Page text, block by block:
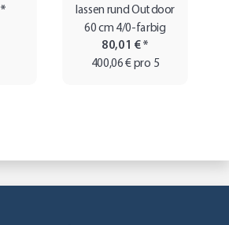
*
lassen rund Outdoor
60 cm 4/0-farbig
80,01 €*
400,06 € pro 5